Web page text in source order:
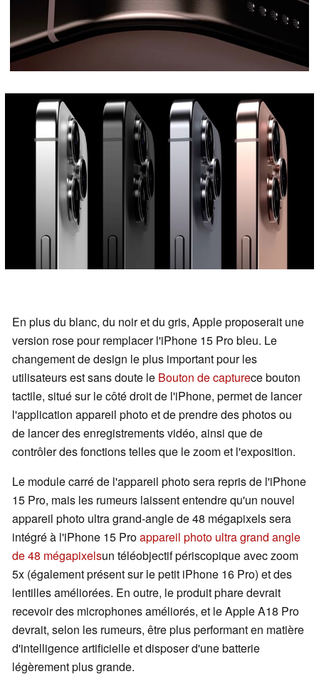
En plus du blanc, du noir et du gris, Apple proposerait une
version rose pour remplacer l'iPhone 15 Pro bleu. Le
changement de design le plus important pour les
utilisateurs est sans doute le Bouton de capturece bouton
tactile, situé sur le côté droit de l'iPhone, permet de lancer
l'application appareil photo et de prendre des photos ou
de lancer des enregistrements vidéo, ainsi que de
contrôler des fonctions telles que le zoom et l'exposition.
Le module carré de l'appareil photo sera repris de l'iPhone
15 Pro, mais les rumeurs laissent entendre qu'un nouvel
appareil photo ultra grand-angle de 48 mégapixels sera
intégré à l'iPhone 15 Proappareil photo ultra grand angle
de 48 mégapixelsun téléobjectif périscopique avec zoom
5x (également présent sur le petit iPhone 16 Pro) et des
lentilles améliorées. En outre, le produit phare devrait
recevoir des microphones améliorés, et le Apple A18 Pro
devrait, selon les rumeurs, être plus performant en matière
d'intelligence artificielle et disposer d'une batterie
légèrement plus grande.